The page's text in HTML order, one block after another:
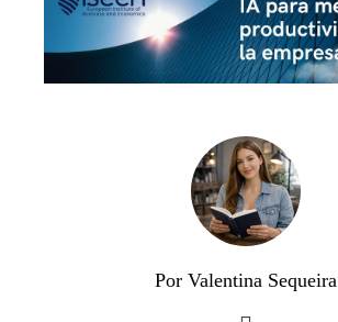
Por Valentina Sequeira